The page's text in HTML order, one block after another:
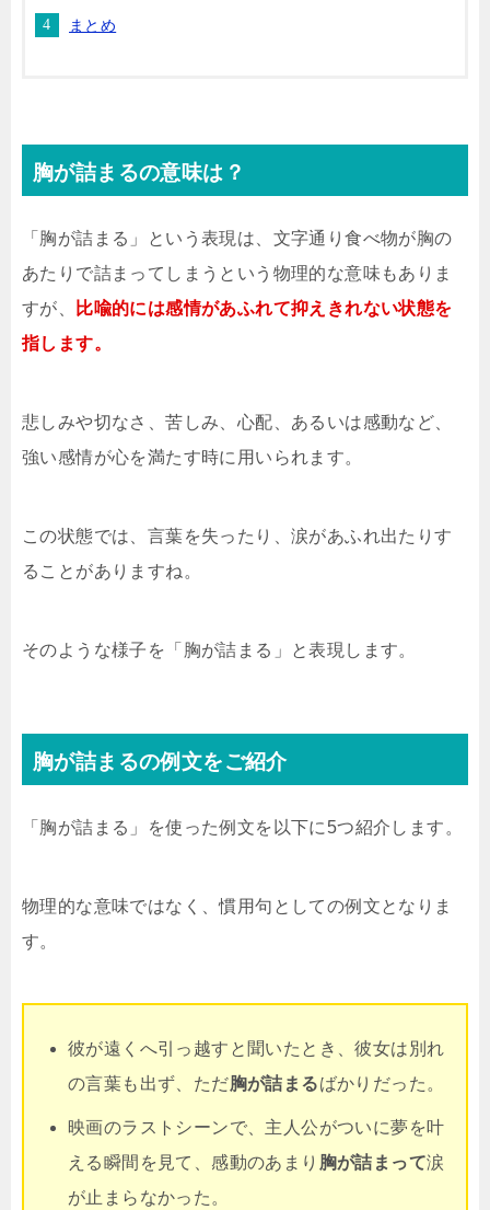
まとめ
胸が詰まるの意味は？
「胸が詰まる」という表現は、文字通り食べ物が胸の
あたりで詰まってしまうという物理的な意味もありま
すが、
比喩的には感情があふれて抑えきれない状態を
指します。
悲しみや切なさ、苦しみ、心配、あるいは感動など、
強い感情が心を満たす時に用いられます。
この状態では、言葉を失ったり、涙があふれ出たりす
ることがありますね。
そのような様子を「胸が詰まる」と表現します。
胸が詰まるの例文をご紹介
「胸が詰まる」を使った例文を以下に5つ紹介します。
物理的な意味ではなく、慣用句としての例文となりま
す。
彼が遠くへ引っ越すと聞いたとき、彼女は別れ
の言葉も出ず、ただ胸が詰まるばかりだった。
映画のラストシーンで、主人公がついに夢を叶
える瞬間を見て、感動のあまり 胸が詰まって涙
が止まらなかった。